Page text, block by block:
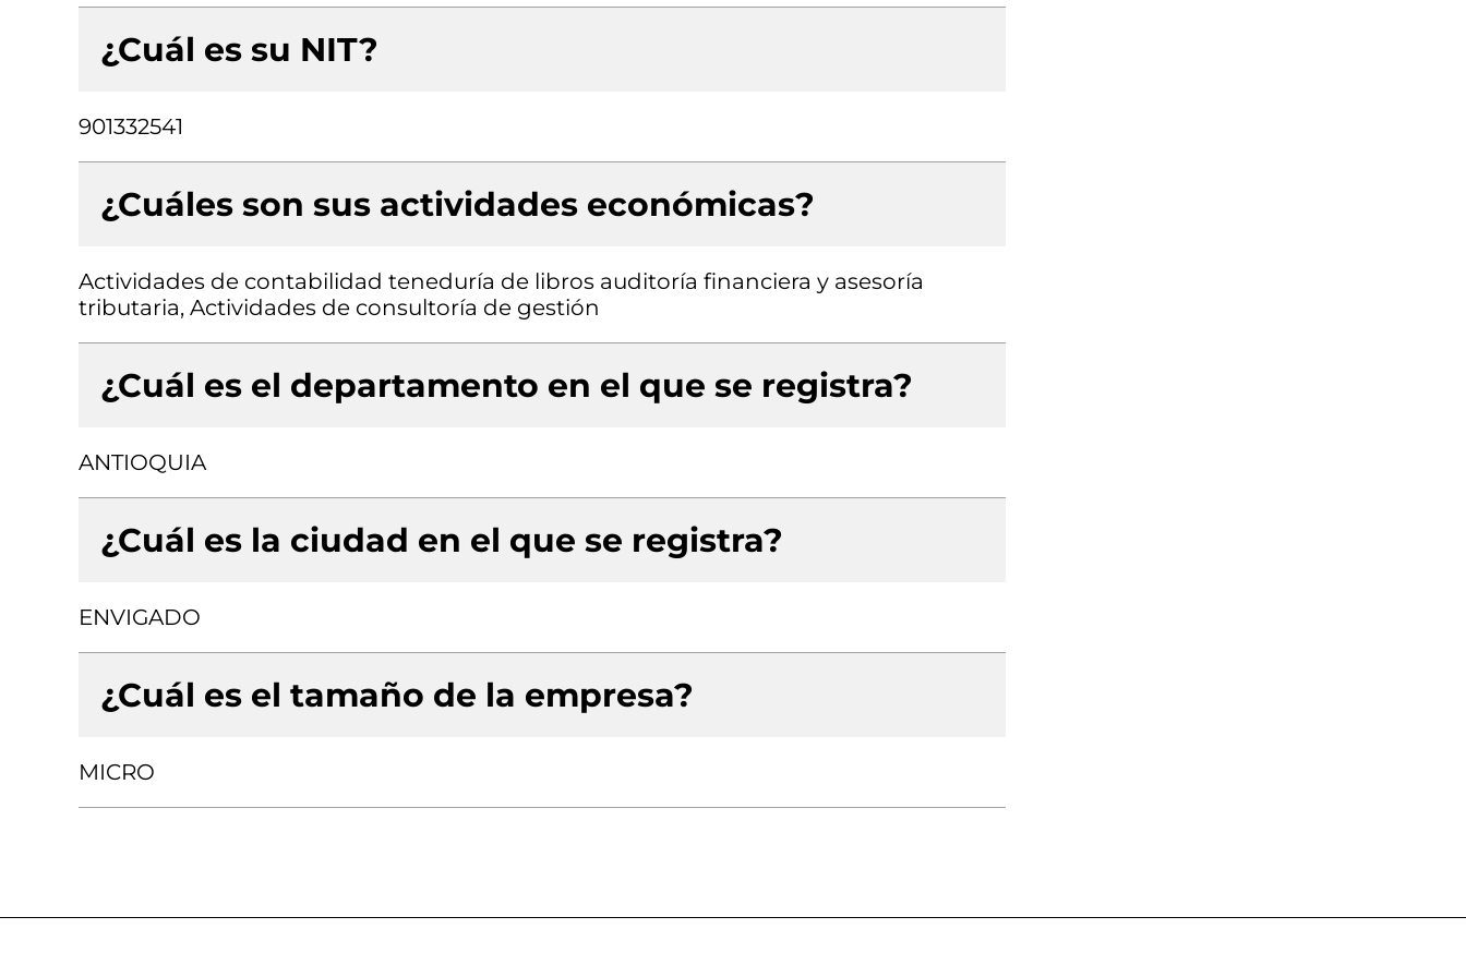
¿Cuál es su NIT?
901332541
¿Cuáles son sus actividades económicas?
Actividades de contabilidad teneduría de libros auditoría financiera y asesoría
tributaria, Actividades de consultoría de gestión
¿Cuál es el departamento en el que se registra?
ANTIOQUIA
¿Cuál es la ciudad en el que se registra?
ENVIGADO
¿Cuál es el tamaño de la empresa?
MICRO